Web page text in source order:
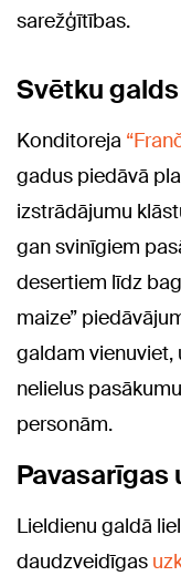
sarežģītības.
Svētku
Konditoreja
gadus piedāvā
izstrādājumu
gan svinīgiem
desertiem līdz
maize”
galdam
nelielus
personām.
Pavasarīgas
Lieldienu galdā
daudzveidīgas